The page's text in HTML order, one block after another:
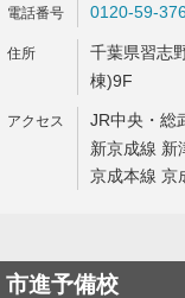
0120-59-
千葉県習志
棟)9F
JR中央・総
新京成線 新
京成本線 京
市進予備校